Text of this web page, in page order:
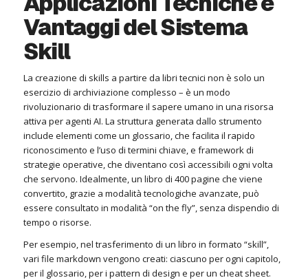
Vantaggi del Sistema
Skill
La creazione di skills a partire da libri tecnici non è solo un
esercizio di archiviazione complesso – è un modo
rivoluzionario di trasformare il sapere umano in una risorsa
attiva per agenti AI. La struttura generata dallo strumento
include elementi come un glossario, che facilita il rapido
riconoscimento e l’uso di termini chiave, e framework di
strategie operative, che diventano così accessibili ogni volta
che servono. Idealmente, un libro di 400 pagine che viene
convertito, grazie a modalità tecnologiche avanzate, può
essere consultato in modalità “on the fly”, senza dispendio di
tempo o risorse.
Per esempio, nel trasferimento di un libro in formato “skill”,
vari file markdown vengono creati: ciascuno per ogni capitolo,
per il glossario, per i pattern di design e per un cheat sheet.